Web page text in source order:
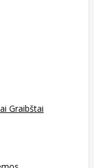
Graibštai